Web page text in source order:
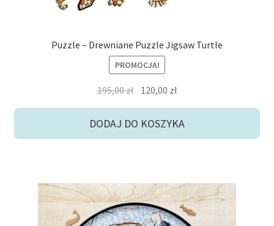
Puzzle – Drewniane Puzzle Jigsaw Turtle
PROMOCJA!
195,00zł Pierwotna
wynosiła:
120,00 złAktualna
wynosi:
DODAJ DO KOSZYKA